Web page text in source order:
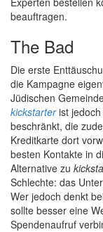
beauftragen.
The Bad
Die erste
die Kampagne
Jüdischen
kickstarterist jedoch
beschränkt, die
Kreditkarte dort
besten Kontakte in
Alternative zu
Schlechte: das
Wer jedoch denkt
sollte besser eine
Spendenaufruf